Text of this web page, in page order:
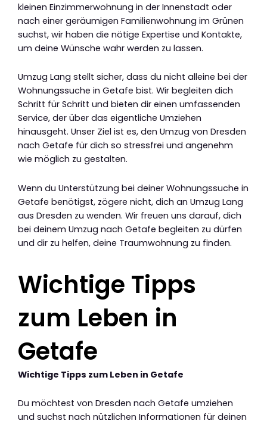
kleinen Einzimmerwohnung in der Innenstadt oder
nach einer geräumigen Familienwohnung im Grünen
suchst, wir haben die nötige Expertise und Kontakte,
um deine Wünsche wahr werden zu lassen.
Umzug Lang stellt sicher, dass du nicht alleine bei der
Wohnungssuche in Getafe bist. Wir begleiten dich
Schritt für Schritt und bieten dir einen umfassenden
Service, der über das eigentliche Umziehen
hinausgeht. Unser Ziel ist es, den Umzug von Dresden
nach Getafe für dich so stressfrei und angenehm
wie möglich zu gestalten.
Wenn du Unterstützung bei deiner Wohnungssuche in
Getafe benötigst, zögere nicht, dich an Umzug Lang
aus Dresden zu wenden. Wir freuen uns darauf, dich
bei deinem Umzug nach Getafe begleiten zu dürfen
und dir zu helfen, deine Traumwohnung zu finden.
Wichtige Tipps
zum Leben in
Getafe
Wichtige Tipps zum Leben in Getafe
Du möchtest von Dresden nach Getafe umziehen
und suchst nach nützlichen Informationen für deinen